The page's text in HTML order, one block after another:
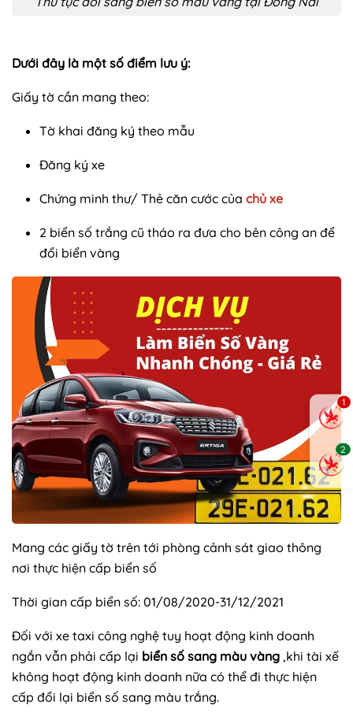
Dưới đây là một số điểm lưu ý:
Giấy tờ cần mang theo:
Tờ khai đăng ký theo mẫu
Đăng ký xe
Chứng minh thư/ Thẻ căn cước của chủ xe
2 biển số trắng cũ tháo ra đưa cho bên công an để
đổi biển vàng
Mang các giấy tờ trên tới phòng cảnh sát giao thông
nơi thực hiện cấp biển số
Thời gian cấp biển số: 01/08/2020-31/12/2021
Đối với xe taxi công nghệ tuy hoạt động kinh doanh
ngắn vẫn phải cấp lại biển số sang màu vàng ,khi tài xế
không hoạt động kinh doanh nữa có thể đi thực hiện
cấp đổi lại biển số sang màu trắng.
1
2